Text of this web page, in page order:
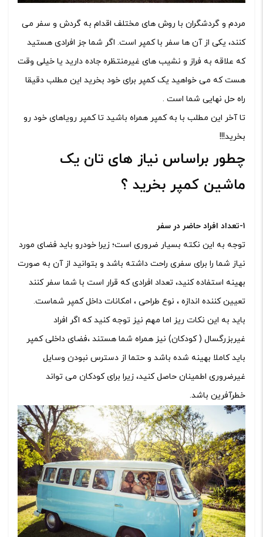
مردم و گردشگران با روش های مختلف اقدام به گردش و سفر می
کنند، یکی از آن ها سفر با کمپر است. اگر شما جز افرادی هستید
که علاقه به فراز و نشیب های غیرمنتظره جاده دارید یا خیلی وقت
هست که می خواهید یک کمپر برای خود بخرید این مطلب دقیقا
راه حل نهایی شما است .
تا آخر این مطلب با به کمپر همراه باشید تا کمپر رویاهای خود رو
بخرید!!!
چطور براساس نیاز های تان یک
ماشین کمپر بخرید ؟
۱-تعداد افراد حاضر در سفر
توجه به این نکته بسیار ضروری است؛ زیرا خودرو باید فضای مورد
نیاز شما را برای سفری راحت داشته باشد و بتوانید از آن به صورت
بهینه استفاده کنید، تعداد افرادی که قرار است با شما سفر کنند
تعیین کننده اندازه ، نوع طراحی ، امکانات داخل کمپر شماست.
باید به این نکات ریز اما مهم نیز توجه کنید که اگر افراد
غیربزرگسال ( کودکان) نیز همراه شما هستند ،فضای داخلی کمپر
باید کاملا بهینه شده باشد و حتما از دسترس نبودن وسایل
غیر‌ضروری اطمینان حاصل کنید، زیرا برای کودکان می تواند
خطرآفرین باشد.